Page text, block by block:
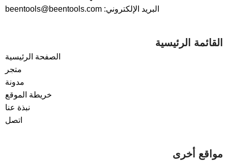
البريد الإلكتروني: beentools@beentools.com
القائمة الرئيسية
الصفحة الرئيسية
متجر
مدونة
خريطة الموقع
نبذة عنا
اتصل
مواقع أخرى